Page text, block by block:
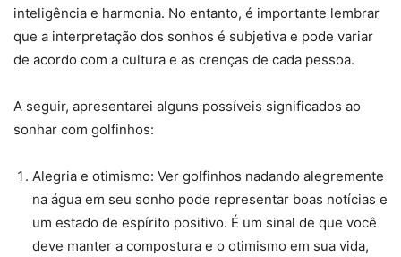
inteligência e harmonia. No entanto, é importante lembrar
que a interpretação dos sonhos é subjetiva e pode variar
de acordo com a cultura e as crenças de cada pessoa.
A seguir, apresentarei alguns possíveis significados ao
sonhar com golfinhos:
Alegria e otimismo: Ver golfinhos nadando alegremente
na água em seu sonho pode representar boas notícias e
um estado de espírito positivo. É um sinal de que você
deve manter a compostura e o otimismo em sua vida,